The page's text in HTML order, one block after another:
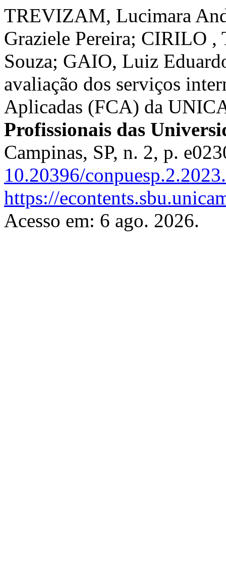
TREVIZAM, Lucimara
Graziele Pereira; CIRILO ,
Souza; GAIO, Luiz
avaliação dos serviços
Aplicadas (FCA) da
Profissionais das
Campinas, SP, n. 2, p.
10.20396/
https://
Acesso em: 6 ago. 2026.